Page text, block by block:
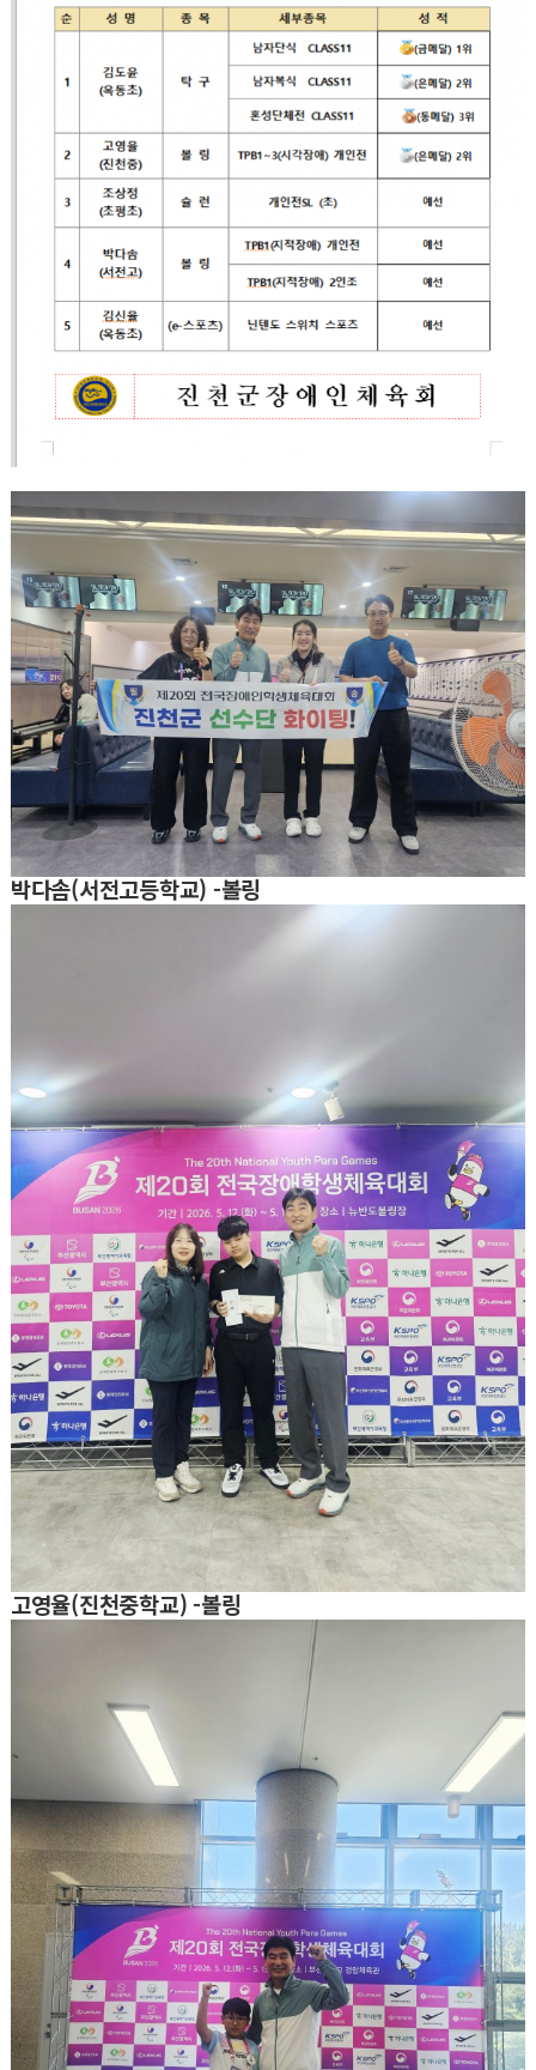
박다솜(서전고등학교) -볼링
고영율(진천중학교) -볼링